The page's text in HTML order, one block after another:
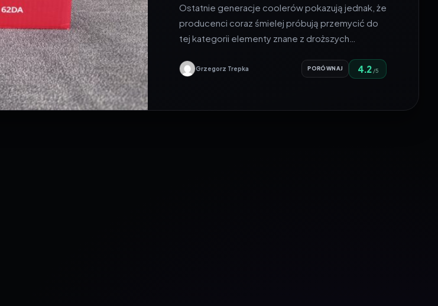
Ostatnie generacje coolerów pokazują jednak, że
producenci coraz śmielej próbują przemycić do
tej kategorii elementy znane z droższych…
Grzegorz Trepka PORÓWNAJ 4.2 /5